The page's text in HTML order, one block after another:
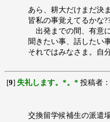
あら、耕大だけまだ決
皆私の事覚えてるかな
出発までの間、有意
聞きたい事、話したい
それではみなさま。自
[9] 失礼します。*。* 投稿者：
交換留学候補生の派遣